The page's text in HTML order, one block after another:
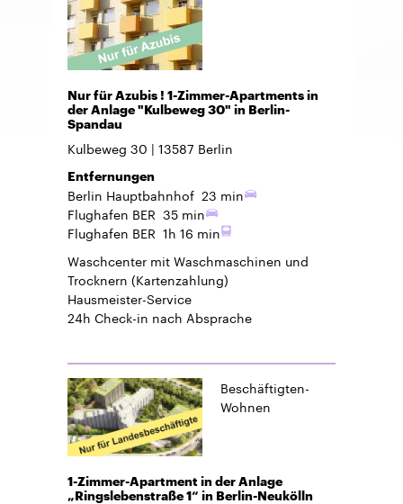
Nur für Azubis ! 1-Zimmer-Apartments in
der Anlage "Kulbeweg 30" in Berlin-
Spandau
Kulbeweg 30 13587 Berlin
Entfernungen
Berlin Hauptbahnhof 23 min
Flughafen BER 35 min
Flughafen BER 1h 16 min
Waschcenter mit Waschmaschinen und
Trocknern (Kartenzahlung)
Hausmeister-Service
24h Check-in nach Absprache
Beschäftigten-
Wohnen
1-Zimmer-Apartment in der Anlage
„Ringslebenstraße 1“ in Berlin-Neukölln